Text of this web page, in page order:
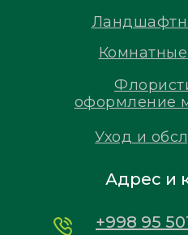
Адрес и
Уход и
оформление
+998 95